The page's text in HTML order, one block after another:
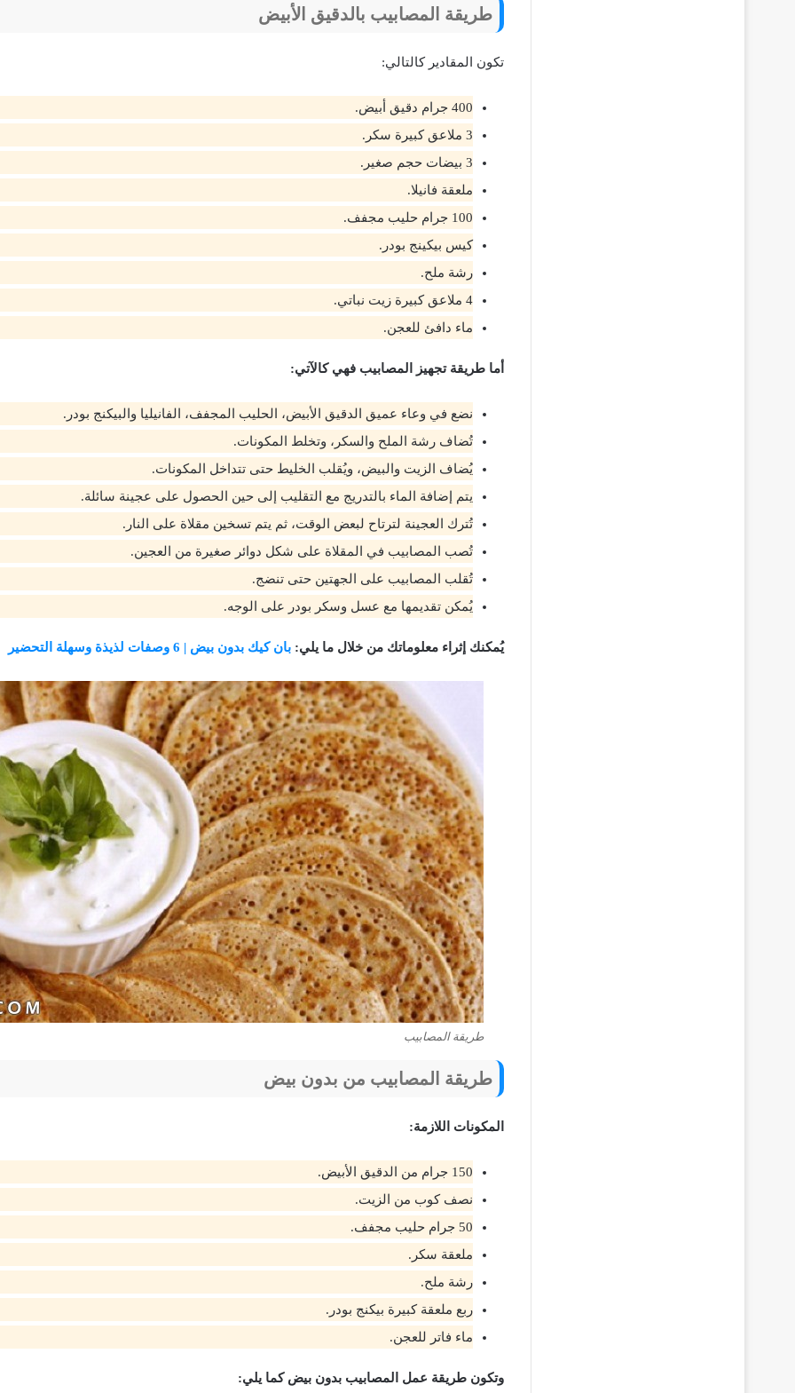
طريقة المصابيب بالدقيق الأبيض
تكون المقادير كالتالي:
400 جرام دقيق أبيض.
3 ملاعق كبيرة سكر.
3 بيضات حجم صغير.
ملعقة فانيلا.
100 جرام حليب مجفف.
كيس بيكينج بودر.
رشة ملح.
4 ملاعق كبيرة زيت نباتي.
ماء دافئ للعجن.
أما طريقة تجهيز المصابيب فهي كالآتي:
نضع في وعاء عميق الدقيق الأبيض، الحليب المجفف، الفانيليا والبيكنج بودر.
تُضاف رشة الملح والسكر، وتخلط المكونات.
يُضاف الزيت والبيض، ويُقلب الخليط حتى تتداخل المكونات.
يتم إضافة الماء بالتدريج مع التقليب إلى حين الحصول على عجينة سائلة.
تُترك العجينة لترتاح لبعض الوقت، ثم يتم تسخين مقلاة على النار.
تُصب المصابيب في المقلاة على شكل دوائر صغيرة من العجين.
تُقلب المصابيب على الجهتين حتى تنضج.
يُمكن تقديمها مع عسل وسكر بودر على الوجه.
يُمكنك إثراء معلوماتك من خلال ما يلي: بان كيك بدون بيض | 6 وصفات لذيذة وسهلة التحضير
طريقة المصابيب
طريقة المصابيب من بدون بيض
المكونات اللازمة:
150 جرام من الدقيق الأبيض.
نصف كوب من الزيت.
50 جرام حليب مجفف.
ملعقة سكر.
رشة ملح.
ربع ملعقة كبيرة بيكنج بودر.
ماء فاتر للعجن.
وتكون طريقة عمل المصابيب بدون بيض كما يلي: